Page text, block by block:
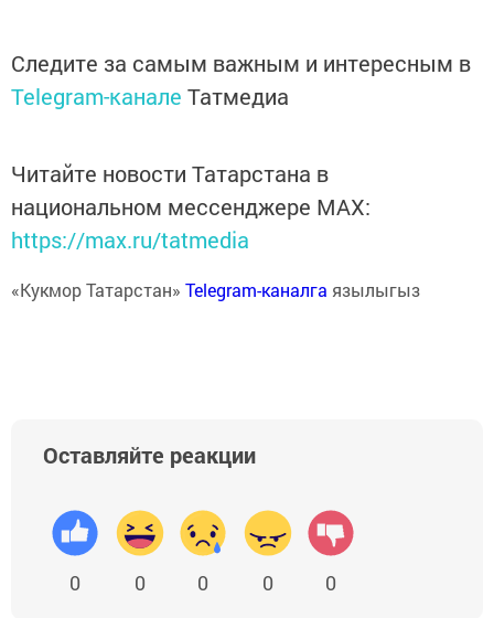
Следите за самым важным и интересным в
Telegram-канале Татмедиа
Читайте новости Татарстана в
национальном мессенджере MАХ:
https://max.ru/tatmedia
«Кукмор Татарстан» Telegram-каналга язылыгыз
Оставляйте реакции
0 0 0 0 0